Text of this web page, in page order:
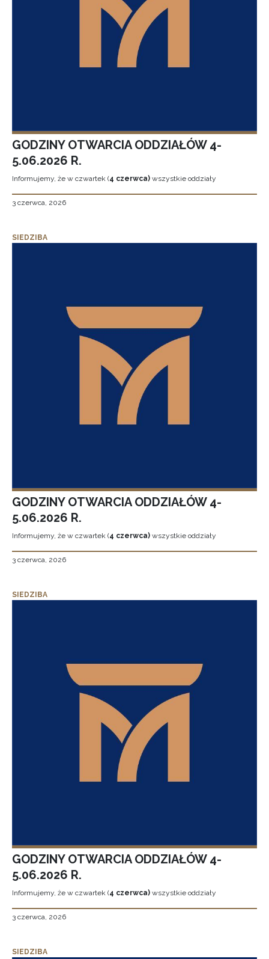
GODZINY OTWARCIA ODDZIAŁÓW 4-
5.06.2026 R.
Informujemy, że w czwartek (4 czerwca) wszystkie oddziały
3 czerwca, 2026
SIEDZIBA
GODZINY OTWARCIA ODDZIAŁÓW 4-
5.06.2026 R.
Informujemy, że w czwartek (4 czerwca) wszystkie oddziały
3 czerwca, 2026
SIEDZIBA
GODZINY OTWARCIA ODDZIAŁÓW 4-
5.06.2026 R.
Informujemy, że w czwartek (4 czerwca) wszystkie oddziały
3 czerwca, 2026
SIEDZIBA